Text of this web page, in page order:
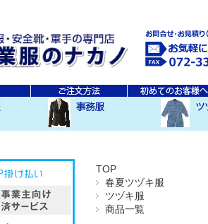
TOP
春夏ツヅキ服
ツヅキ服
商品一覧